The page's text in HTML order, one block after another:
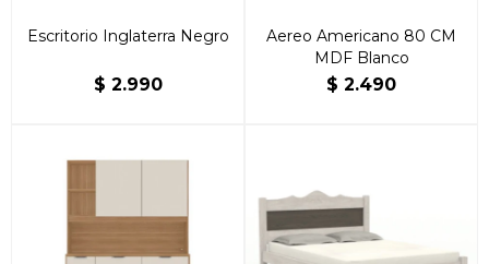
Escritorio Inglaterra Negro
$ 2.990
Aereo Americano 80 CM
MDF Blanco
$ 2.490